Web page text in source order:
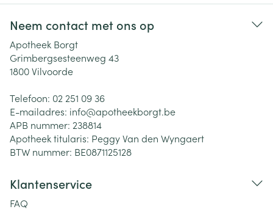
Neem contact met ons op
Apotheek Borgt
Grimbergsesteenweg 43
1800Vilvoorde
Telefoon: 02 251 09 36
E-mailadres: info@apotheekborgt.be
APB nummer: 238814
Apotheek titularis: Peggy Van den Wyngaert
BTW nummer: BE0871125128
Klantenservice
FAQ